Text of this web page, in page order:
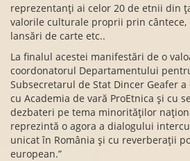
reprezentanți ai celor 20 de etnii din
valorile culturale proprii prin cântece,
lansări de carte etc..
La finalul acestei manifestări de o
coordonatorul Departamentului
Subsecretarul de Stat Dincer Geafer
cu Academia de vară ProEtnica și cu
dezbateri pe tema minorităților
reprezintă o agora a dialogului
unicat în România și cu reverberații
european.”